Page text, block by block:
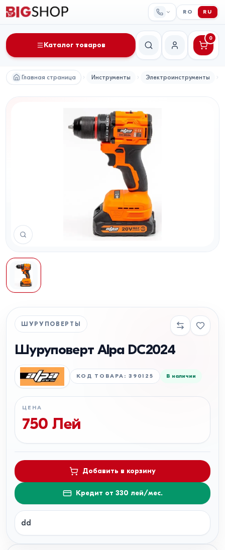
RO RU
Каталог товаров
Поиск Мой аккаунт
0
Главная страница Инструменты Электроинструменты
ШУРУПОВЕРТЫ
Шуруповерт Alpa DC2024
КОД ТОВАРА :390125 В наличии
ЦЕНА
750 Лей
Добавить в корзину
Кредит от 330 лей/мес.
dd